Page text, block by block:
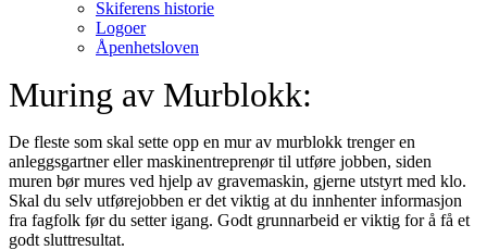
Skiferens historie
Logoer
Åpenhetsloven
Muring av Murblokk:
De fleste som skal sette opp en mur av murblokk trenger en
anleggsgartner eller maskinentreprenør til utføre jobben, siden
muren bør mures ved hjelp av gravemaskin, gjerne utstyrt med klo.
Skal du selv utførejobben er det viktig at du innhenter informasjon
fra fagfolk før du setter igang. Godt grunnarbeid er viktig for å få et
godt sluttresultat.